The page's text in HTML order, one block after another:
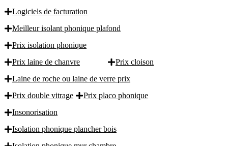
Logiciels de facturation
Meilleur isolant phonique plafond
Prix isolation phonique
Prix laine de chanvre
Prix cloison
Laine de roche ou laine de verre prix
Prix double vitrage
Prix placo phonique
Insonorisation
Isolation phonique plancher bois